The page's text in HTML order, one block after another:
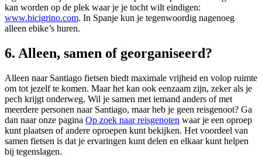
kan worden op de plek waar je je tocht wilt eindigen:
www.bicigrino.com. In Spanje kun je tegenwoordig nagenoeg
alleen ebike’s huren.
6. Alleen, samen of georganiseerd?
Alleen naar Santiago fietsen biedt maximale vrijheid en volop ruimte
om tot jezelf te komen. Maar het kan ook eenzaam zijn, zeker als je
pech krijgt onderweg. Wil je samen met iemand anders of met
meerdere personen naar Santiago, maar heb je geen reisgenoot? Ga
dan naar onze pagina Op zoek naar reisgenoten waar je een oproep
kunt plaatsen of andere oproepen kunt bekijken. Het voordeel van
samen fietsen is dat je ervaringen kunt delen en elkaar kunt helpen
bij tegenslagen.